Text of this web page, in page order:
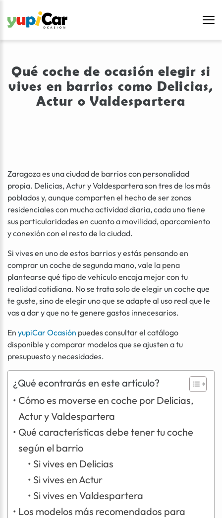
Qué coche de ocasión elegir si
vives en barrios como Delicias,
Actur o Valdespartera
Zaragoza es una ciudad de barrios con personalidad
propia. Delicias, Actur y Valdespartera son tres de los más
poblados y, aunque comparten el hecho de ser zonas
residenciales con mucha actividad diaria, cada uno tiene
sus particularidades en cuanto a movilidad, aparcamiento
y conexión con el resto de la ciudad.
Si vives en uno de estos barrios y estás pensando en
comprar un coche de segunda mano, vale la pena
plantearse qué tipo de vehículo encaja mejor con tu
realidad cotidiana. No se trata solo de elegir un coche que
te guste, sino de elegir uno que se adapte al uso real que le
vas a dar y que no te genere gastos innecesarios.
En yupiCar Ocasión puedes consultar el catálogo
disponible y comparar modelos que se ajusten a tu
presupuesto y necesidades.
¿Qué econtrarás en este artículo?
Cómo es moverse en coche por Delicias,
Actur y Valdespartera
Qué características debe tener tu coche
según el barrio
Si vives en Delicias
Si vives en Actur
Si vives en Valdespartera
Los modelos más recomendados para